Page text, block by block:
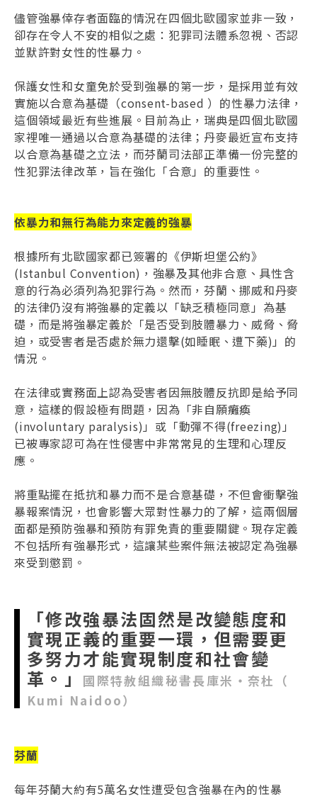
儘管強暴倖存者面臨的情況在四個北歐國家並非一致，
卻存在令人不安的相似之處：犯罪司法體系忽視、否認
並默許對女性的性暴力。
保護女性和女童免於受到強暴的第一步，是採用並有效
實施以合意為基礎（consent-based ）的性暴力法律，
這個領域最近有些進展。目前為止，瑞典是四個北歐國
家裡唯一通過以合意為基礎的法律；丹麥最近宣布支持
以合意為基礎之立法，而芬蘭司法部正準備一份完整的
性犯罪法律改革，旨在強化「合意」的重要性。
依暴力和無行為能力來定義的強暴
根據所有北歐國家都已簽署的《伊斯坦堡公約》
(Istanbul Convention)，強暴及其他非合意、具性含
意的行為必須列為犯罪行為。然而，芬蘭、挪威和丹麥
的法律仍沒有將強暴的定義以「缺乏積極同意」為基
礎，而是將強暴定義於「是否受到肢體暴力、威脅、脅
迫，或受害者是否處於無力還擊(如睡眠、遭下藥)」的
情況。
在法律或實務面上認為受害者因無肢體反抗即是給予同
意，這樣的假設極有問題，因為「非自願癱瘓
(involuntary paralysis)」或「動彈不得(freezing)」
已被專家認可為在性侵害中非常常見的生理和心理反
應。
將重點擺在抵抗和暴力而不是合意基礎，不但會衝擊強
暴報案情況，也會影響大眾對性暴力的了解，這兩個層
面都是預防強暴和預防有罪免責的重要關鍵。現存定義
不包括所有強暴形式，這讓某些案件無法被認定為強暴
來受到懲罰。
「修改強暴法固然是改變態度和
實現正義的重要一環，但需要更
多努力才能實現制度和社會變
革。」
國際特赦組織秘書長庫米‧奈杜（
Kumi Naidoo）
芬蘭
每年芬蘭大約有5萬名女性遭受包含強暴在內的性暴